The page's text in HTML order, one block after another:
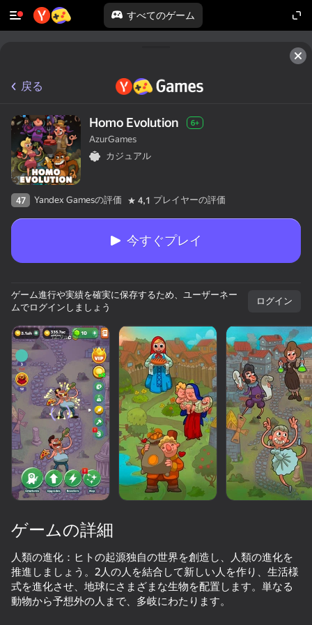
すべてのゲーム
50以上のトップゲーム. すべての人に
愛されています. 「ノンゲーマー」でさえ
36
48
戻る
Homo Evolution 6+
AzurGames
カジュアル
47 Yandex Gamesの評価 4,1 プレイヤーの評価
今すぐプレイ
ゲーム進行や実績を確実に保存するため、ユーザーネー
ムでログインしましょう
ログイン
ゲームの詳細
人類の進化：ヒトの起源独自の世界を創造し、人類の進化を
推進しましょう。2人の人を結合して新しい人を作り、生活様
式を進化させ、地球にさまざまな生物を配置します。単なる
動物から予想外の人まで、多岐にわたります。